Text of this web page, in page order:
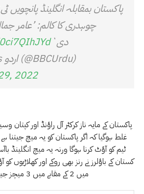
پاکستان بمقابلہ انگلینڈ پانچویں
چوہدری کا کالم: ’عامر
دی`
— BBC News اردو (@BBCUrdu)
2022
پاکستان کے مایہ ناز کرکٹر آل راؤنڈ اور کپتان
غلط ہوگیا کہ اگر پاکستان کو یہ میچ جیتنا
ٹیم کو آؤٹ کرنا ہوگا ورنہ یہ میچ انگلینڈ
کستان کے باؤلرز نے رنز بھی روکے اور کھلاڑیوں
میں 2 کے مقابے میں 3 میچز جیت کر برتری حاصل کرلی